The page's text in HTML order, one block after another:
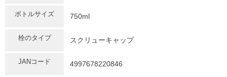
ボトルサイズ 750ml
栓のタイプ スクリューキャップ
JANコード 4997678220846